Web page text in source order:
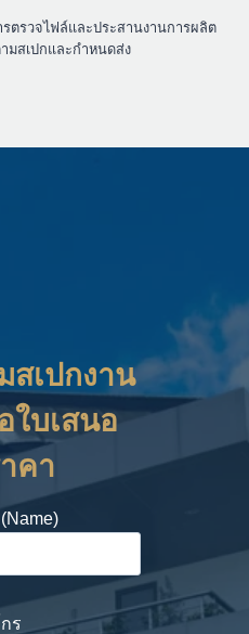
ตรวจไฟล์และประสานงานการผลิต
มสเปกและกำหนดส่ง
สเปกงาน
ใบเสนอ
คา
ร